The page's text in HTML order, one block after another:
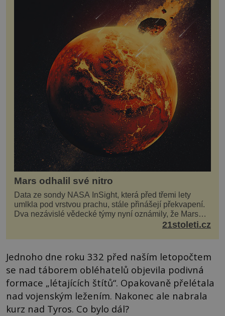
Mars odhalil své nitro
Data ze sondy NASA InSight, která před třemi lety
umlkla pod vrstvou prachu, stále přinášejí překvapení.
Dva nezávislé vědecké týmy nyní oznámily, že Mars
má nejen plášť plný trosek z dávných impaktů,...21stoleti.cz
Jednoho dne roku 332 před naším letopočtem
se nad táborem obléhatelů objevila podivná
formace „létajících štítů“. Opakovaně přelétala
nad vojenským ležením. Nakonec ale nabrala
kurz nad Tyros. Co bylo dál?